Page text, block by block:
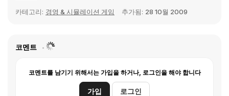
카테고리: 경영 & 시뮬레이션 게임 추가됨: 28 10월 2009
코멘트
코멘트를 남기기 위해서는 가입을 하거나, 로그인을 해야 합니다
가입 로그인